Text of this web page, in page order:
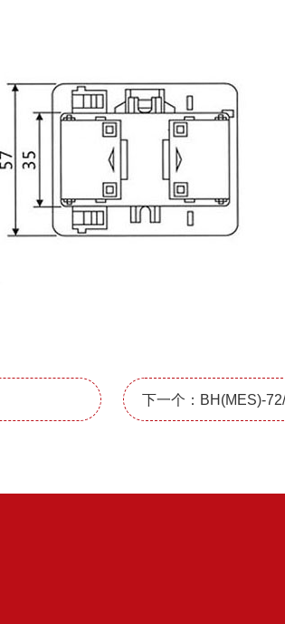
下一个：BH(MES)-